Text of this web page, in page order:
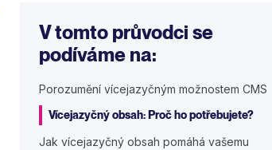
V tomto průvodci se
podíváme na:
Porozumění vícejazyčným možnostem CMS
Vícejazyčný obsah: Proč ho potřebujete?
Jak vícejazyčný obsah pomáhá vašemu